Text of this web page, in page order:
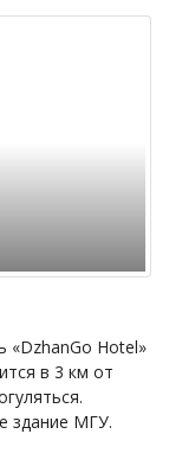
«DzhanGo Hotel»
в 3 км от
здание МГУ.